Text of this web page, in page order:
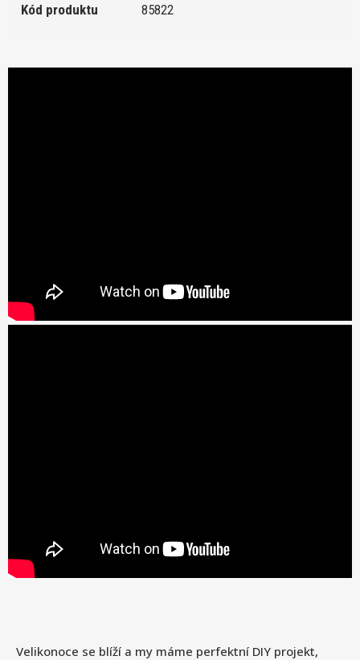
Velikonoce se blíží a my máme perfektní DIY projekt,
Kód produktu 85822